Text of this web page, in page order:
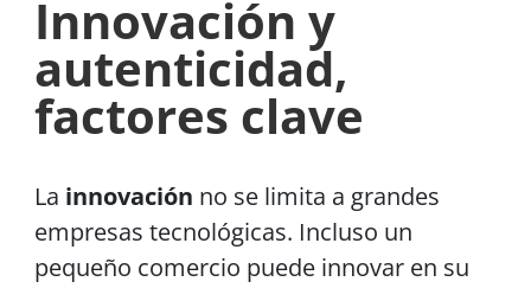
Innovación y
autenticidad,
factores clave
La innovación no se limita a grandes
empresas tecnológicas. Incluso un
pequeño comercio puede innovar en su